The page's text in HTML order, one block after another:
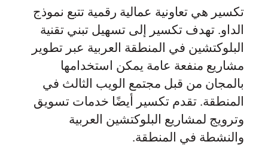
تكسير هي تعاونية عمالية رقمية تتبع نموذج
الداو. تهدف تكسير إلى تسهيل تبني تقنية
البلوكتشين في المنطقة العربية عبر تطوير
مشاريع منفعة عامة يمكن استخدامها
بالمجان من قبل مجتمع الويب الثالث في
المنطقة. تقدم تكسير أيضًا خدمات تسويق
وترويج لمشاريع البلوكتشين العربية
والنشطة في المنطقة.